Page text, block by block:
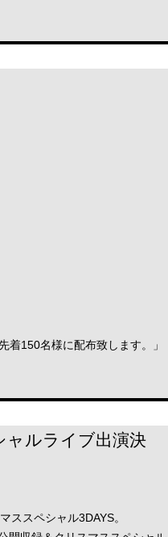
150名様に配布致します。」
ャルライブ出演決
スペシャル3DAYS。